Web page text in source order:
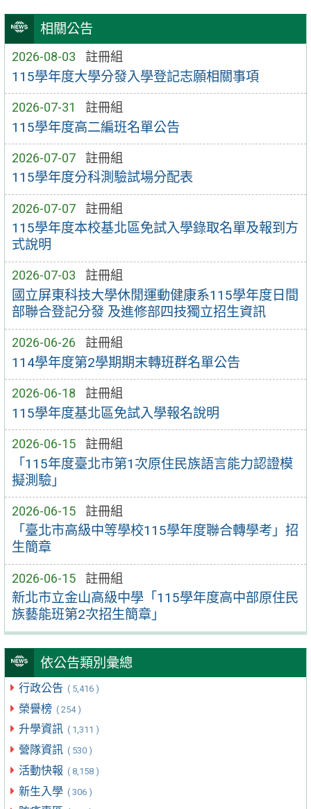
相關公告
2026-08-03 註冊組
115學年度大學分發入學登記志願相關事項
2026-07-31 註冊組
115學年度高二編班名單公告
2026-07-07 註冊組
115學年度分科測驗試場分配表
2026-07-07 註冊組
115學年度本校基北區免試入學錄取名單及報到方
式說明
2026-07-03 註冊組
國立屏東科技大學休閒運動健康系115學年度日間
部聯合登記分發 及進修部四技獨立招生資訊
2026-06-26 註冊組
114學年度第2學期期末轉班群名單公告
2026-06-18 註冊組
115學年度基北區免試入學報名說明
2026-06-15 註冊組
「115年度臺北市第1次原住民族語言能力認證模
擬測驗」
2026-06-15 註冊組
「臺北市高級中等學校115學年度聯合轉學考」招
生簡章
2026-06-15 註冊組
新北市立金山高級中學「115學年度高中部原住民
族藝能班第2次招生簡章」
依公告類別彙總
行政公告 ( 5,416 )
榮譽榜 ( 254 )
升學資訊 ( 1,311 )
營隊資訊 ( 530 )
活動快報 ( 8,158 )
新生入學 ( 306 )